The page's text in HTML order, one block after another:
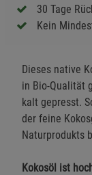
30 Tage
Kein
Dieses native
in Bio-Qualität
kalt gepresst.
der feine
Naturprodukts
Kokosöl ist